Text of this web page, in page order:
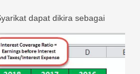
dapat dikira sebagai